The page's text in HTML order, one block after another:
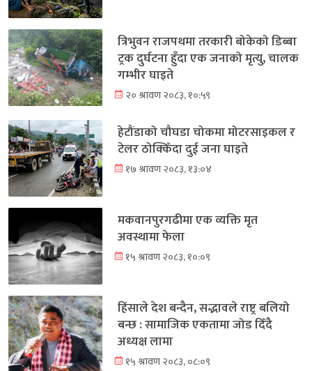
त्रिभुवन राजपथमा तरकारी बोकेको डिब्बा
ट्रक दुर्घटना हुँदा एक जनाको मृत्यु, चालक
गम्भीर घाइते
२० श्रावण २०८३, १०:५९
हेटौंडाको चौघडा चोकमा मोटरसाइकल र
टेलर ठोक्किँदा दुई जना घाइते
१७ श्रावण २०८३, १३:०४
मकवानपुरगढीमा एक व्यक्ति मृत
अवस्थामा फेला
१५ श्रावण २०८३, १०:०९
हिंसाले देश बन्दैन, सद्भावले राष्ट्र बलियो
बन्छ : सामाजिक एकतामा जोड दिँदै
अध्यक्ष लामा
१५ श्रावण २०८३, ०८:०९